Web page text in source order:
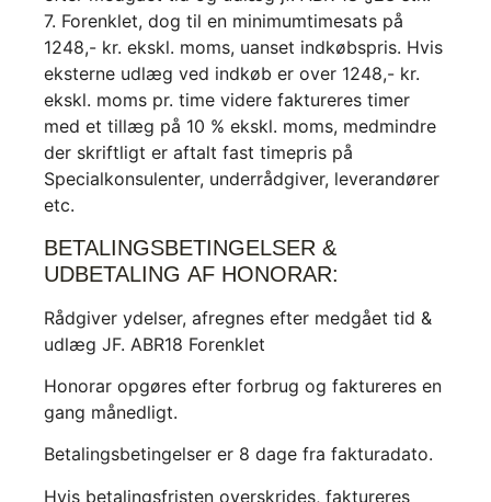
7. Forenklet, dog til en minimumtimesats på
1248,- kr. ekskl. moms, uanset indkøbspris. Hvis
eksterne udlæg ved indkøb er over 1248,- kr.
ekskl. moms pr. time videre faktureres timer
med et tillæg på 10 % ekskl. moms, medmindre
der skriftligt er aftalt fast timepris på
Specialkonsulenter, underrådgiver, leverandører
etc.
BETALINGSBETINGELSER &
UDBETALING AF HONORAR:
Rådgiver ydelser, afregnes efter medgået tid &
udlæg JF. ABR18 Forenklet
Honorar opgøres efter forbrug og faktureres en
gang månedligt.
Betalingsbetingelser er 8 dage fra fakturadato.
Hvis betalingsfristen overskrides, faktureres